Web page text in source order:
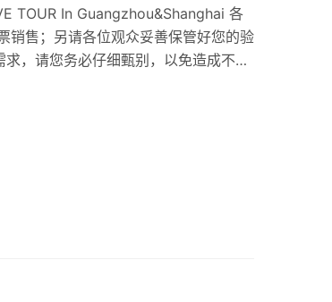
TOUR In Guangzhou&Shanghai 各
销售；另请各位观众妥善保管好您的验
，请您务必仔细甄别，以免造成不必
票务平台显示的“入场序号”顺序整队